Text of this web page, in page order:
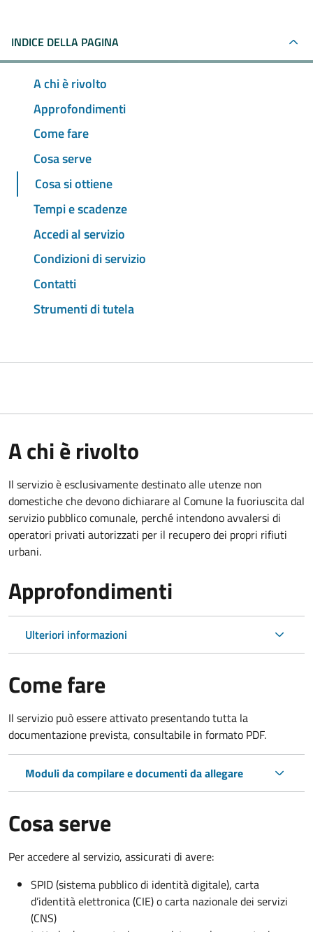
INDICE DELLA PAGINA
A chi è rivolto
Approfondimenti
Come fare
Cosa serve
Cosa si ottiene
Tempi e scadenze
Accedi al servizio
Condizioni di servizio
Contatti
Strumenti di tutela
A chi è rivolto
Il servizio è esclusivamente destinato alle utenze non
domestiche che devono dichiarare al Comune la fuoriuscita dal
servizio pubblico comunale, perché intendono avvalersi di
operatori privati autorizzati per il recupero dei propri rifiuti
urbani.
Approfondimenti
Ulteriori informazioni
Come fare
Il servizio può essere attivato presentando tutta la
documentazione prevista, consultabile in formato PDF.
Moduli da compilare e documenti da allegare
Cosa serve
Per accedere al servizio, assicurati di avere:
SPID (sistema pubblico di identità digitale), carta
d’identità elettronica (CIE) o carta nazionale dei servizi
(CNS)